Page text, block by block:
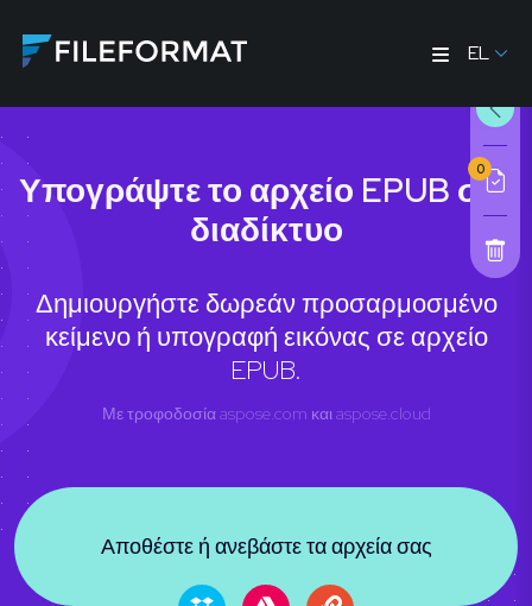
EL
0
Υπογράψτε το αρχείο EPUB στο
διαδίκτυο
Δημιουργήστε δωρεάν προσαρμοσμένο
κείμενο ή υπογραφή εικόνας σε αρχείο
EPUB.
Με τροφοδοσίαaspose.com και aspose.cloud
Αποθέστε ή ανεβάστε τα αρχεία σας